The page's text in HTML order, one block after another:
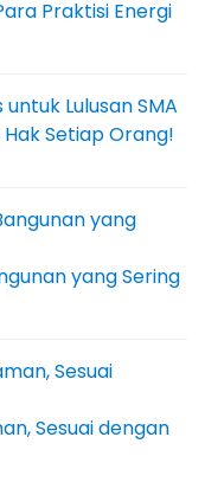
Praktisi Energi
Lulusan SMA
Hak Setiap Orang!
yang Sering
Sesuai dengan